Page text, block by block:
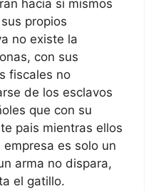
hacia si mismos
propios
no existe la
con sus
fiscales no
de los esclavos
que con su
pais mientras ellos
es solo un
arma no dispara,
el gatillo.